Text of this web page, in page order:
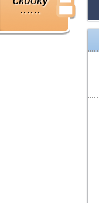
......